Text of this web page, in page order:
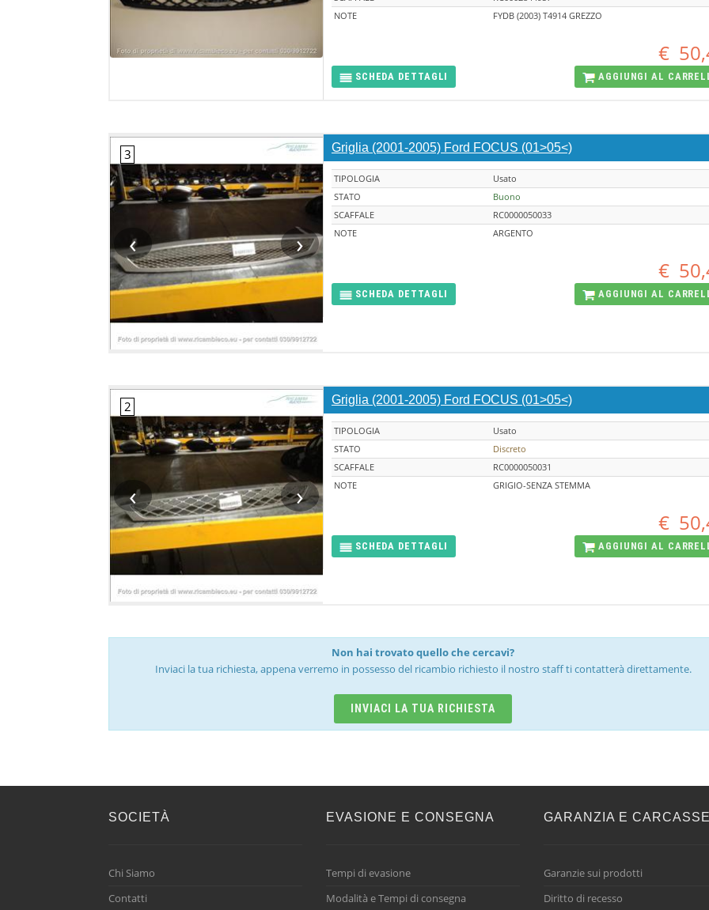
NOTE
FYDB (2003) T4914 GREZZO
€
SCHEDA DETTAGLI AGGIUNGI AL
‹ ›
Griglia (2001-2005) Ford FOCUS (01>05<)
TIPOLOGIA
Usato
STATO
Buono
SCAFFALE
RC0000050033
NOTE
ARGENTO
€
SCHEDA DETTAGLI AGGIUNGI AL
‹ ›
Griglia (2001-2005) Ford FOCUS (01>05<)
TIPOLOGIA
Usato
STATO
Discreto
SCAFFALE
RC0000050031
NOTE
GRIGIO-SENZA STEMMA
€
SCHEDA DETTAGLI AGGIUNGI AL
Non hai trovato quello che cercavi?
Inviaci la tua richiesta, appena verremo in possesso del ricambio richiesto il nostro staff ti contatterà direttamente.
INVIACI LA TUA RICHIESTA
SOCIETÀ
Chi Siamo
Contatti
EVASIONE E CONSEGNA
Tempi di evasione
Modalità e Tempi di consegna
GARANZIA E CARCASSE
Garanzie sui prodotti
Diritto di recesso